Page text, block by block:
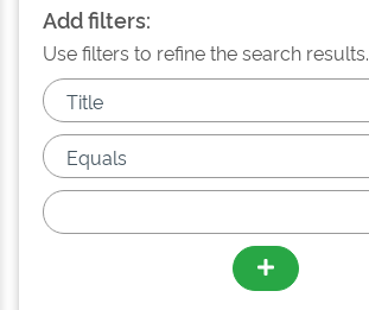
Add filters:
Use filters to refine the search results.